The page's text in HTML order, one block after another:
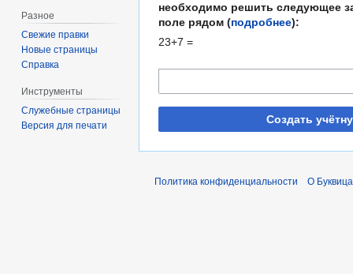
необходимо решить следующее
поле рядом (подробнее):
23+7 =
Создать
Разное
Свежие правки
Новые страницы
Справка
Инструменты
Служебные страницы
Версия для печати
Политика конфиденциальности О Буквица